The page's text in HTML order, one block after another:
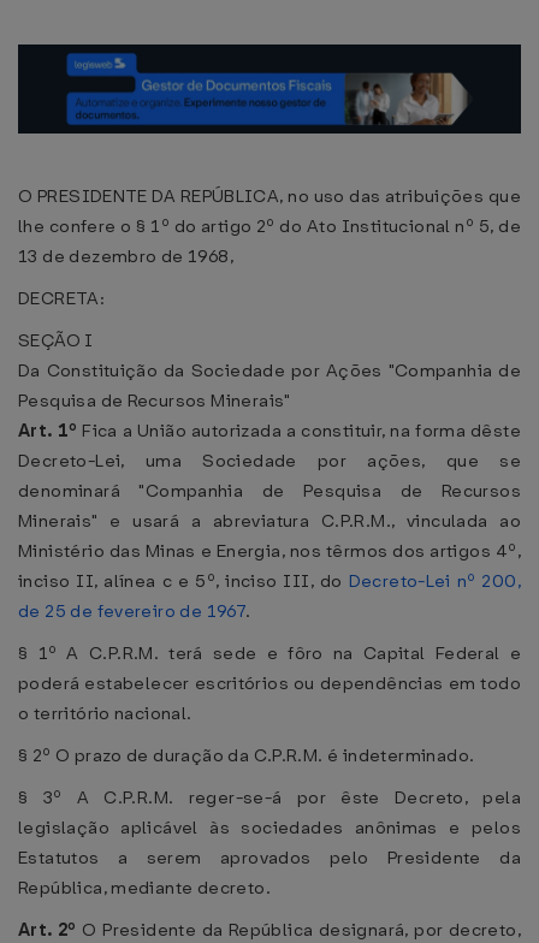
O PRESIDENTE DA REPÚBLICA, no uso das atribuições que
lhe confere o § 1º do artigo 2º do Ato Institucional nº 5, de
13 de dezembro de 1968,
DECRETA:
SEÇÃO I
Da Constituição da Sociedade por Ações "Companhia de
Pesquisa de Recursos Minerais"
Art. 1º Fica a União autorizada a constituir, na forma dêste
Decreto-Lei, uma Sociedade por ações, que se
denominará "Companhia de Pesquisa de Recursos
Minerais" e usará a abreviatura C.P.R.M., vinculada ao
Ministério das Minas e Energia, nos têrmos dos artigos 4º,
inciso II, alínea c e 5º, inciso III, do Decreto-Lei nº 200,
de 25 de fevereiro de 1967.
§ 1º A C.P.R.M. terá sede e fôro na Capital Federal e
poderá estabelecer escritórios ou dependências em todo
o território nacional.
§ 2º O prazo de duração da C.P.R.M. é indeterminado.
§ 3º A C.P.R.M. reger-se-á por êste Decreto, pela
legislação aplicável às sociedades anônimas e pelos
Estatutos a serem aprovados pelo Presidente da
República, mediante decreto.
Art. 2º O Presidente da República designará, por decreto,